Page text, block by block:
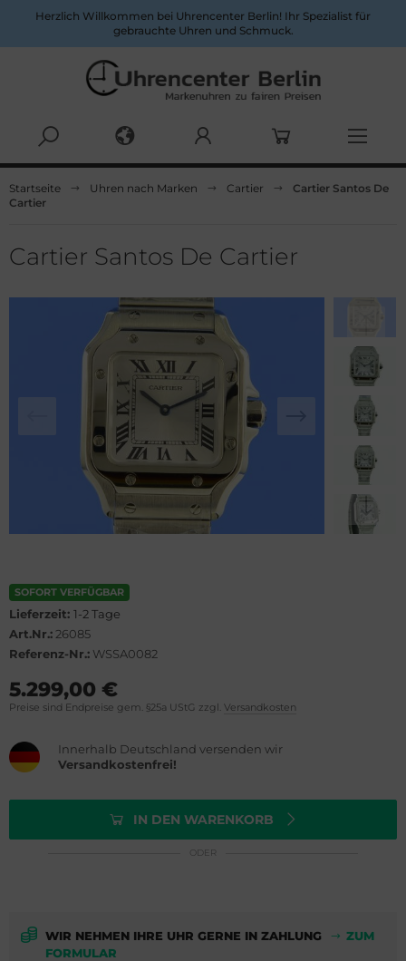
Herzlich Willkommen bei Uhrencenter Berlin! Ihr Spezialist für
gebrauchte Uhren und Schmuck.
Startseite Uhren nach Marken Cartier
Cartier Santos De
Cartier
Cartier Santos De Cartier
SOFORT VERFÜGBAR
Lieferzeit: 1-2 Tage
Art.Nr.: 26085
Referenz-Nr.: WSSA0082
5.299,00 €
Preise sind Endpreise gem. §25a UStG zzgl. Versandkosten
Innerhalb Deutschland versenden wir
Versandkostenfrei!
IN DEN WARENKORB
ODER
WIR NEHMEN IHRE UHR GERNE IN ZAHLUNG
ZUM
FORMULAR
Alles anzeigen aus Herrenuhren
& Mercier
Constant
Lemans
Alles anzeigen aus Damenuhren
LeCoultre
Lacroix